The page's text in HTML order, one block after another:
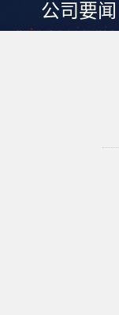
公司要闻